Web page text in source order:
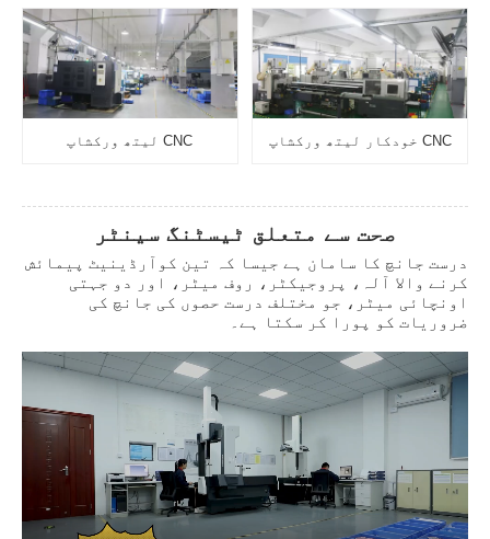
CNC خودکار لیتھ ورکشاپ CNC لیتھ ورکشاپ
صحت سے متعلق ٹیسٹنگ سینٹر
درست جانچ کا سامان ہے جیسا کہ تین کوآرڈینیٹ پیمائش
کرنے والا آلہ، پروجیکٹر، روف میٹر، اور دو جہتی
اونچائی میٹر، جو مختلف درست حصوں کی جانچ کی
ضروریات کو پورا کر سکتا ہے۔